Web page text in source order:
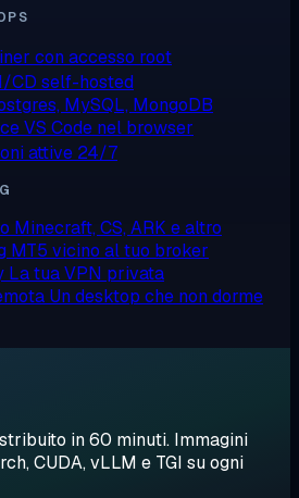
con accesso root
CD self-hosted
MySQL, MongoDB
VS Code nel browser
attive 24/7
Minecraft, CS, ARK e altro
MT5 vicino al tuo broker
La tua VPN privata
Un desktop che non dorme
in 60 minuti. Immagini
CUDA, vLLM e TGI su ogni